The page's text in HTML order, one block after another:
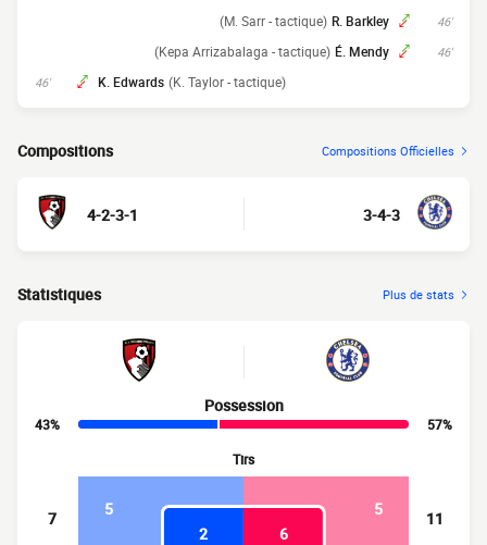
46'
R. Barkley
(M. Sarr - tactique)
46'
É. Mendy
(Kepa Arrizabalaga - tactique)
46' K. Edwards (K. Taylor - tactique)
Compositions Compositions Officielles
4-2-3-1 3-4-3
Statistiques Plus de stats
Possession
43%
57%
Tirs
7 5
5
2
6
11